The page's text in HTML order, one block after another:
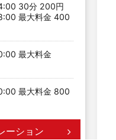
30分 200円
最大料金 400
最大料金
最大料金 800
ーション